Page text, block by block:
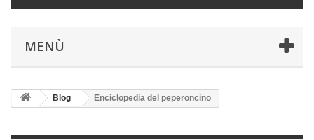
MENÙ
Blog Enciclopedia del peperoncino